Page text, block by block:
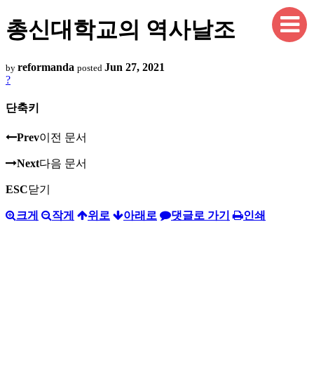
총신대학교의 역사날조
by reformanda posted Jun 27, 2021
?
단축키
Prev이전 문서
Next다음 문서
ESC닫기
크게 작게 위로 아래로 댓글로 가기 인쇄